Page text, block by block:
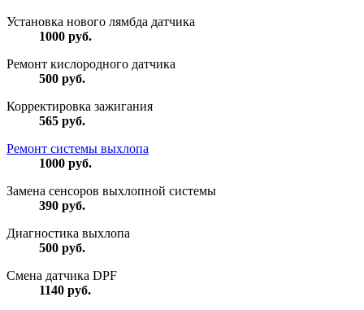
Установка нового лямбда датчика
1000 руб.
Ремонт кислородного датчика
500 руб.
Корректировка зажигания
565 руб.
Ремонт системы выхлопа
1000 руб.
Замена сенсоров выхлопной системы
390 руб.
Диагностика выхлопа
500 руб.
Смена датчика DPF
1140 руб.